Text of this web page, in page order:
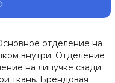
отделение на
внутри. Отделение
на липучке сзади.
ткань. Брендовая